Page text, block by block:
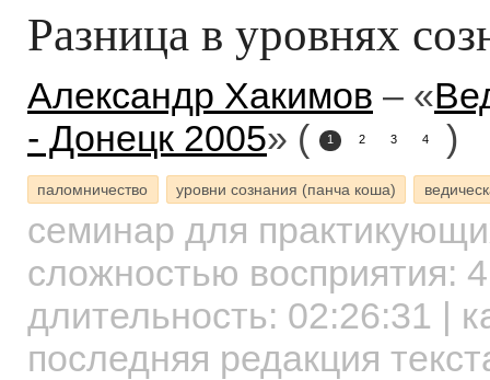
Разница в уровнях
Александр Хакимов – «
- Донецк 2005» ( 1 2 3 4 )
паломничество уровни сознания (панча коша)
семинар для
сложностью восприятия: 4
длительность: 02:26:31 |
последняя редакция